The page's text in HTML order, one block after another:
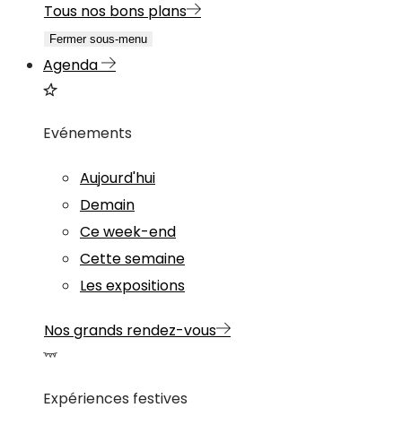
Tous nos bons plans
Fermer sous-menu
Agenda
Evénements
Aujourd'hui
Demain
Ce week-end
Cette semaine
Les expositions
Nos grands rendez-vous
Expériences festives